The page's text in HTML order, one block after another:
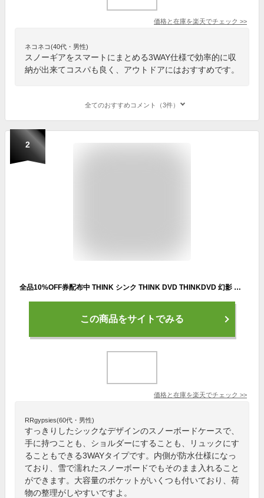
価格と在庫を楽天でチェック >>
ネコネコ(40代・男性)
スノーギアをスマートにまとめる3WAY仕様で効率的に収
納が出来てコスパも良く、アウトドアにはおすすめです。
全てのおすすめコメント（3件）
2
全品10%OFF券配布中 THINK シンク THINK DVD THINKDVD 幻影 スノーボード グラトリ ジャンプ ジブ パウダー 地形トリック
この商品をサイトでみる
価格と在庫を楽天でチェック >>
RRgypsies(60代・男性)
すっきりしたシックなデザインのスノーボードケースで、
手に持つことも、ショルダーにすることも、リュックにす
ることもできる3WAYタイプです。内側が防水仕様になっ
ており、雪で濡れたスノーボードでもそのまま入れること
ができます。大容量のポケットがいくつも付いており、荷
物の整理がしやすいですよ。